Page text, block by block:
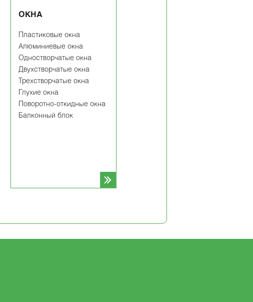
ОКНА
Пластиковые окна
Алюминиевые окна
Одностворчатые окна
Двухстворчатые окна
Трехстворчатые окна
Глухие окна
Поворотно-откидные окна
Балконный блок